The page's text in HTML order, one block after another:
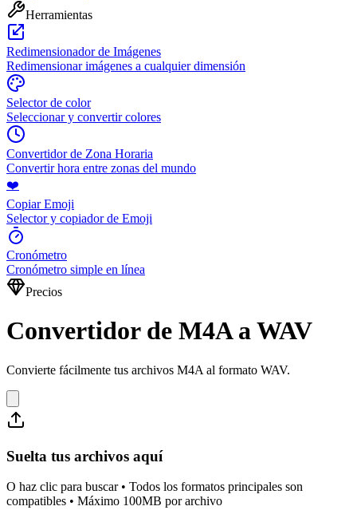
Herramientas
Redimensionador de Imágenes
Redimensionar imágenes a cualquier dimensión
Selector de color
Seleccionar y convertir colores
Convertidor de Zona Horaria
Convertir hora entre zonas del mundo
❤️
Copiar Emoji
Selector y copiador de Emoji
Cronómetro
Cronómetro simple en línea
Precios
Convertidor de M4A a WAV
Convierte fácilmente tus archivos M4A al formato WAV.
Suelta tus archivos aquí
O haz clic para buscar • Todos los formatos principales son
compatibles • Máximo 100MB por archivo